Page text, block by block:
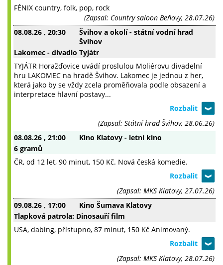
FÉNIX country, folk, pop, rock
(Zapsal: Country saloon Beňovy, 28.07.26)
08.08.26 , 20:30
Švihov a okolí - státní vodní hrad
Švihov
Lakomec - divadlo Tyjátr
TYJÁTR Horažďovice uvádí proslulou Moliérovu divadelní
hru LAKOMEC na hradě Švihov. Lakomec je jednou z her,
která jako by se vždy zcela proměňovala podle obsazení a
interpretace hlavní postavy...
(Zapsal: Státní hrad Švihov, 28.06.26)
08.08.26 , 21:00
Kino Klatovy - letní kino
6 gramů
ČR, od 12 let, 90 minut, 150 Kč. Nová česká komedie.
(Zapsal: MKS Klatovy, 27.07.26)
09.08.26 , 17:00
Kino Šumava Klatovy
Tlapková patrola: Dinosauří film
USA, dabing, přístupno, 87 minut, 150 Kč Animovaný.
(Zapsal: MKS Klatovy, 28.07.26)